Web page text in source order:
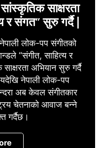
सांस्कृतिक साक्षरता
र संगत” सुरु गर्दै |
लोक-पप संगीतको
“संगीत, साहित्य र
अभियान सुरु गर्दै
नेपाली लोक-पप
अब केवल संगीतकार
चेतनाको आवाज बन्ने
गर्दैछ।